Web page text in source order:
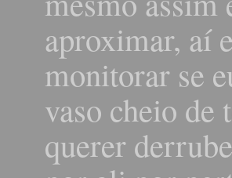
aproximar, aí
monitorar se
vaso cheio de
querer